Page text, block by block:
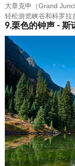
大章克申（Grand
轻松游览峡谷和科罗拉
9.栗色的钟声 - 斯